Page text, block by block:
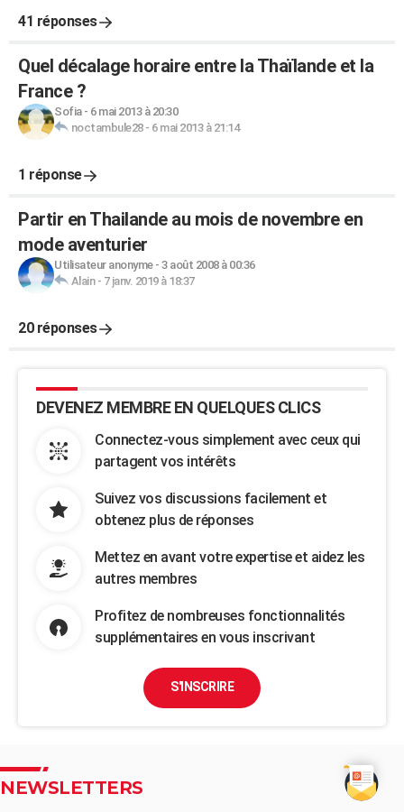
41 réponses
Quel décalage horaire entre la Thaïlande et la
France ?
Sofia- 6 mai 2013 à 20:30
noctambule28- 6 mai 2013 à 21:14
1 réponse
Partir en Thailande au mois de novembre en
mode aventurier
Utilisateur anonyme- 3 août 2008 à 00:36
Alain- 7 janv. 2019 à 18:37
20 réponses
DEVENEZ MEMBRE EN QUELQUES CLICS
Connectez-vous simplement avec ceux qui
partagent vos intérêts
Suivez vos discussions facilement et
obtenez plus de réponses
Mettez en avant votre expertise et aidez les
autres membres
Profitez de nombreuses fonctionnalités
supplémentaires en vous inscrivant
S'INSCRIRE
NEWSLETTERS